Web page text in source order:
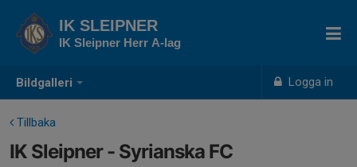
Bildgalleri Logga in
IK SLEIPNER
IK Sleipner Herr A-lag
Tillbaka
IK Sleipner - Syrianska FC